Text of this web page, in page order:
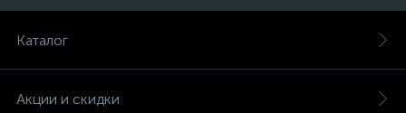
Каталог
Акции и скидки